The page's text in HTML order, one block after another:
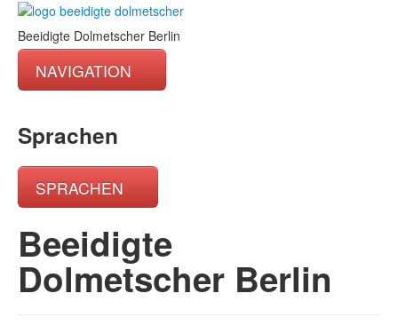
Beeidigte Dolmetscher Berlin
NAVIGATION
Kontakt
Impressum
Datenschutz
Sprachen
SPRACHEN
中文/Chinesisch
English/Englisch
Français/Französisch
Beeidigte
Dolmetscher Berlin